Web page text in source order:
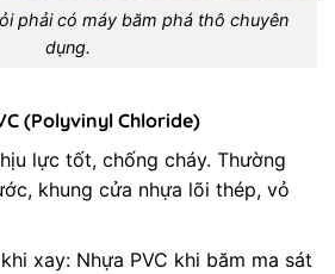
phải có máy băm phá thô chuyên
dụng.
(Polyvinyl Chloride)
lực tốt, chống cháy. Thường
khung cửa nhựa lõi thép, vỏ
xay: Nhựa PVC khi băm ma sát